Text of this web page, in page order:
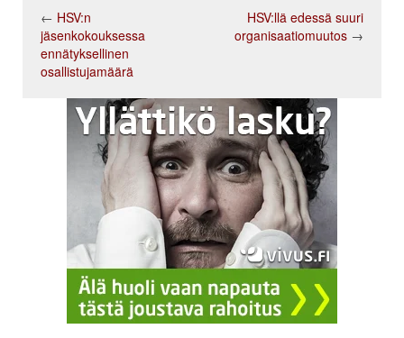
← HSV:n
jäsenkokouksessa
ennätyksellinen
osallistujamäärä
HSV:llä edessä suuri
organisaatiomuutos →